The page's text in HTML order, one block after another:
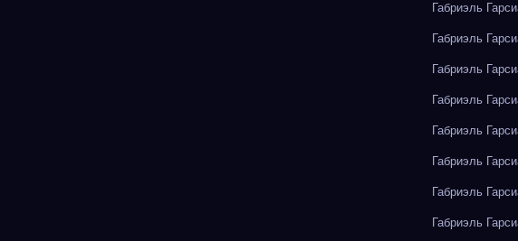
Габриэль
Габриэль
Габриэль
Габриэль
Габриэль
Габриэль
Габриэль
Габриэль